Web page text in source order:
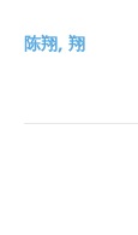
陈翔, 翔